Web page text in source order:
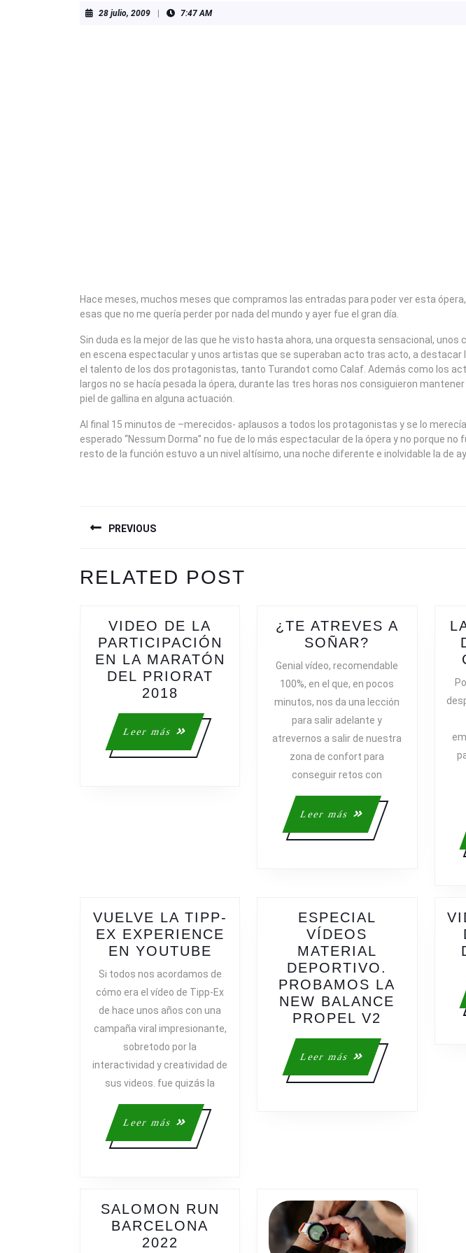
28 julio, 200928
7:47 AM
Hace meses, muchos meses que compramos las entradas para poder ver esta
esas que no me quería perder por nada del mundo y ayer fue el gran día.
Sin duda es la mejor de las que he visto hasta ahora, una orquesta sensacional, unos
en escena espectacular y unos artistas que se superaban acto tras acto, a destacar
el talento de los dos protagonistas, tanto Turandot como Calaf. Además como los
largos no se hacía pesada la ópera, durante las tres horas nos consiguieron
piel de gallina en alguna actuación.
Al final 15 minutos de –merecidos- aplausos a todos los protagonistas y se lo
esperado “Nessum Dorma” no fue de lo más espectacular de la ópera y no porque no
resto de la función estuvo a un nivel altísimo, una noche diferente e inolvidable la de
DE
ENTRADAS
PREVIOUS
post:
RELATED POST
VIDEO DE LA
PARTICIPACIÓN
EN LA MARATÓN
DEL PRIORAT
2018
LA
PARTICIPACIÓN
EN
Leer más
Leer
más
¿TE ATREVES A
SOÑAR?
ATREVES
SOÑAR?
Genial vídeo, recomendable
100%, en el que, en pocos
minutos, nos da una lección
para salir adelante y
atrevernos a salir de nuestra
zona de confort para
conseguir retos con
Leer más
Leer
más
VUELVE LA TIPP-
EX EXPERIENCE
EN YOUTUBE
LA
EX
EXPERIENCE
EN
Si todos nos acordamos de
cómo era el vídeo de Tipp-Ex
de hace unos años con una
campaña viral impresionante,
sobretodo por la
interactividad y creatividad de
sus videos. fue quizás la
Leer más
Leer
más
ESPECIAL
VÍDEOS
MATERIAL
DEPORTIVO.
PROBAMOS LA
NEW BALANCE
PROPEL V2
MATERIAL
Leer más
Leer
más
SALOMON RUN
BARCELONA
2022